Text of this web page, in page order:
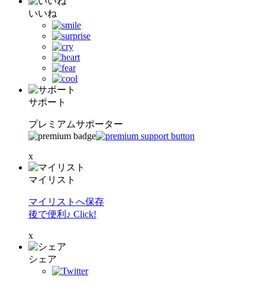
いいね
サポート
プレミアムサポーター
x
マイリスト
マイリストへ保存
後で便利♪ Click!
x
シェア